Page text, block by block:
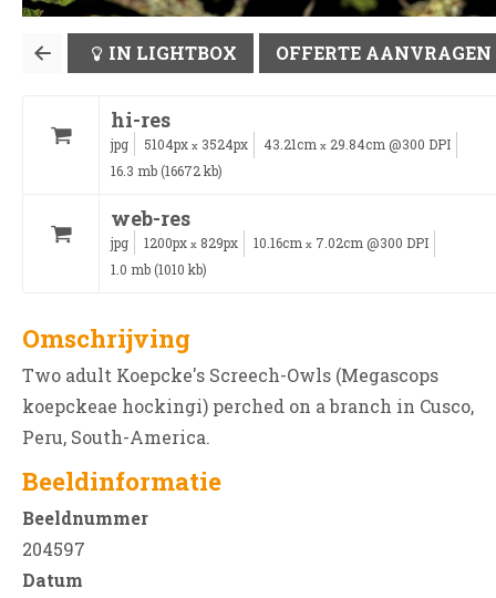
IN LIGHTBOX OFFERTE AANVRAGEN
hi-res
jpg 5104px x 3524px 43.21cm x 29.84cm @300 DPI
16.3 mb (16672 kb)
web-res
jpg 1200px x 829px 10.16cm x 7.02cm @300 DPI
1.0 mb (1010 kb)
Omschrijving
Two adult Koepcke's Screech-Owls (Megascops
koepckeae hockingi) perched on a branch in Cusco,
Peru, South-America.
Beeldinformatie
Beeldnummer
204597
Datum